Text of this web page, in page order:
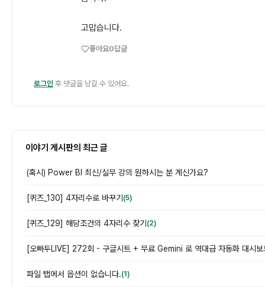
고맙습니다.
좋아요0답글
로그인 후 댓글을 남길 수 있어요.
이야기 게시판의 최근 글
(혹시) Power BI 최신/실무 강의 원하시는 분 계신가요?
[퀴즈_130] 4자리수로 바꾸기 (5)
[퀴즈_129] 해당조건의 4자리수 찾기 (2)
파일 탭에서 옵션이 없습니다.(1)